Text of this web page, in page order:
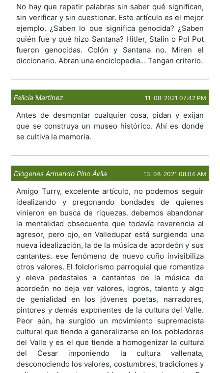
No hay que repetir palabras sin saber qué significan,
sin verificar y sin cuestionar. Este artículo es el mejor
ejemplo. ¿Saben lo que significa genocida? ¿Saben
quién fue y qué hizo Santana? Hitler, Stalin o Pol Pot
fueron genocidas. Colón y Santana no. Miren el
diccionario. Abran una enciclopedia... Tengan criterio.
Felicia Martínez 11-08-2021 07:42 PM
Antes de desmontar cualquier cosa, pidan y exijan
que se construya un museo histórico. Ahí es donde
se cultiva la memoria.
Diógenes Armando Pino Ávila 13-08-2021 08:04 AM
Amigo Turry, excelente artículo, no podemos seguir
idealizando y pregonando bondades de quienes
vinieron en busca de riquezas. debemos abandonar
la mentalidad obsecuente que todavía reverencia al
agresor, pero ojo, en Valledupar está surgiendo una
nueva idealización, la de la música de acordeón y sus
cantantes. ese fenómeno de nuevo cuño invisibiliza
otros valores. El folclorismo parroquial que romantiza
y eleva pedestales a cantantes de la música de
acordeón no deja ver valores, logros, talento y algo
de genialidad en los jóvenes poetas, narradores,
pintores y demás exponentes de la cultura del Valle.
Peor aún, ha surgido un movimiento supremacista
cultural que tiende a generalizarse en los pobladores
del Valle y es el que tiende a homogenizar la cultura
del Cesar imponiendo la cultura vallenata,
desconociendo los valores, costumbres, tradiciones y